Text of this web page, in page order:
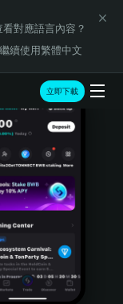
看對應語言內容？
繼續使用繁體中文
立即下載